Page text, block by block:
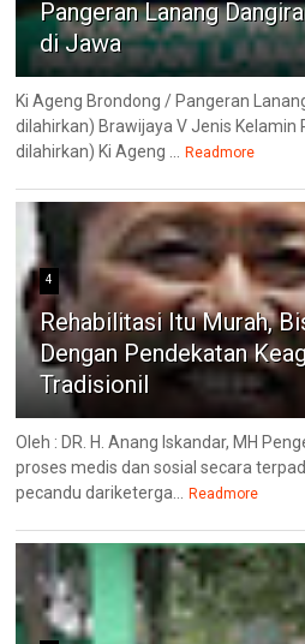
Pangeran Lanang
di Jawa
Ki Ageng Brondong / Pangeran
dilahirkan) Brawijaya V Jenis Kelamin
dilahirkan) Ki Ageng ... Readmore
4
Rehabilitasi Itu Murah,
Dengan Pendekatan
Tradisionil
Oleh : DR. H. Anang Iskandar, MH
proses medis dan sosial secara
pecandu dariketerga... Readmore